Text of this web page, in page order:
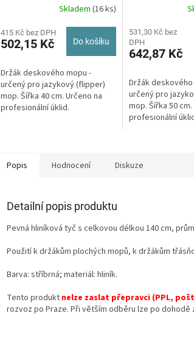
Skladem (16 ks)
415 Kč bez DPH
502,15 Kč Do košíku
Držák deskového mopu -
určený pro jazykový (flipper)
mop. Šířka 40 cm. Určeno na
profesionální úklid.
531,30 Kč bez
DPH
642,87 Kč
Držák
určený pro
mop. Šířka 50
profesionální
Popis Hodnocení Diskuze
Detailní popis produktu
Pevná hliníková tyč s celkovou délkou 140 cm,
Použití k držákům plochých mopů, k držákům
Barva: stříbrná; materiál: hliník.
Tento produkt nelze zaslat přepravci (PPL,
rozvoz po Praze. Při větším odběru lze po